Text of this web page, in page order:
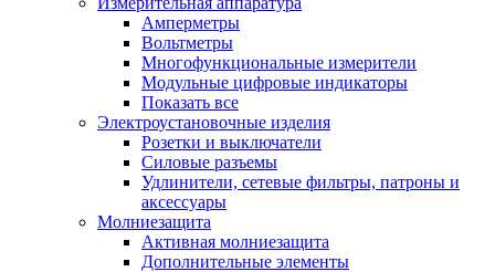
Амперметры
Вольтметры
Многофункциональные измерители
Модульные цифровые индикаторы
Показать все
Электроустановочные изделия
Розетки и выключатели
Силовые разъемы
Удлинители, сетевые фильтры, патроны и
аксессуары
Молниезащита
Активная молниезащита
Дополнительные элементы